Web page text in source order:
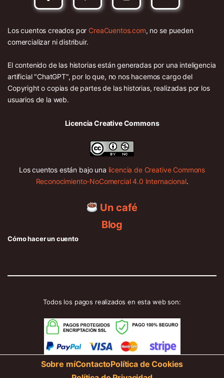
Los cuentos creados por CreaCuentos.com, no se pueden
comercializar ni distribuir.
El contenido de las historias están generadas por una inteligencia
artificial "ChatGPT", por lo que, no nos hacemos cargo del
Copyright o copias de partes de las historias, realizadas por los
usuarios de la web.
Licencia Creative Commons
Los cuentos están bajo una licencia de Creative Commons
Reconocimiento-NoComercial 4.0 Internacional.
Un café
Blog
Cómo hacer un cuento
Todos los pagos realizados en esta web son:
Sobre míContactoPolítica de Cookies